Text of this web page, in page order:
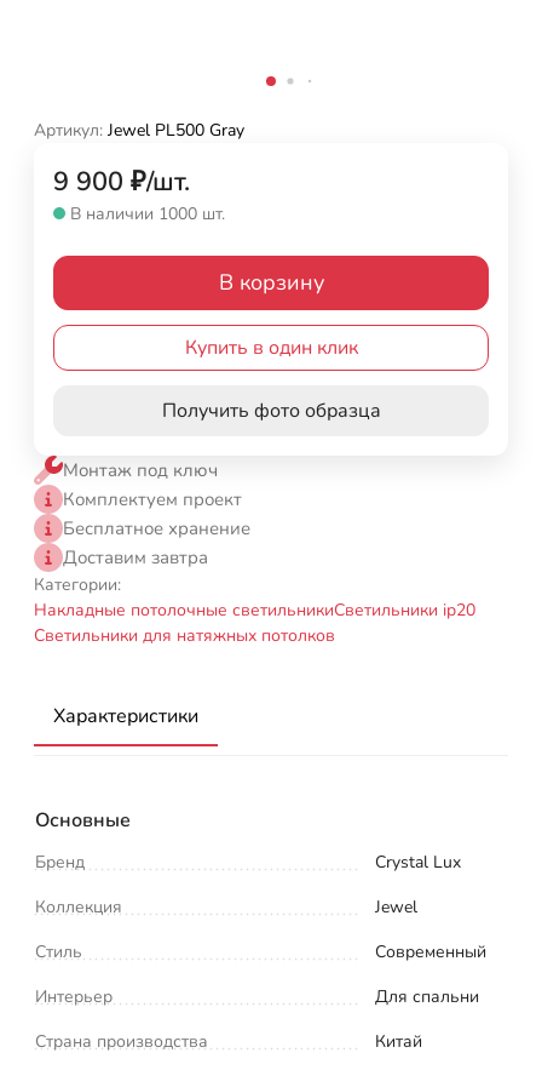
Артикул: Jewel PL500 Gray
9 900 ₽/шт.
В наличии 1000 шт.
В корзину
Купить в один клик
Получить фото образца
Монтаж под ключ
Комплектуем проект
Бесплатное хранение
Доставим завтра
Категории:
Накладные потолочные светильникиСветильники ip20
Светильники для натяжных потолков
Характеристики
Основные
Бренд
Crystal Lux
Коллекция
Jewel
Стиль
Современный
Интерьер
Для спальни
Страна производства
Китай